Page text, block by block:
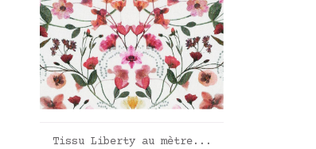
AJOUTER AU PANIER
Tissu Liberty au mètre...